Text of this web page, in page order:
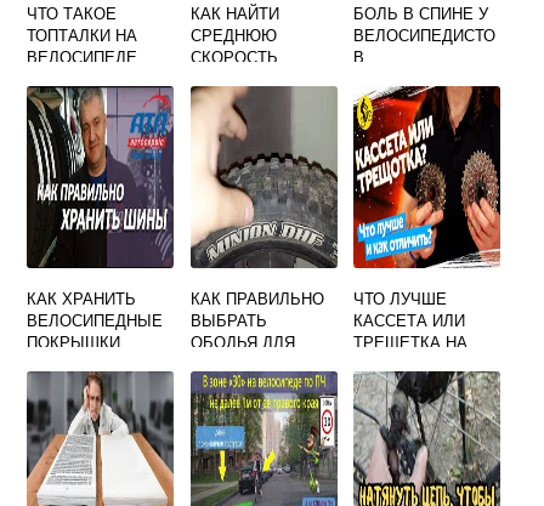
ЧТО ТАКОЕ
ТОПТАЛКИ НА
ВЕЛОСИПЕДЕ
КАК НАЙТИ
СРЕДНЮЮ
СКОРОСТЬ
БОЛЬ В СПИНЕ У
ВЕЛОСИПЕДИСТО
В
КАК ХРАНИТЬ
ВЕЛОСИПЕДНЫЕ
ПОКРЫШКИ
КАК ПРАВИЛЬНО
ВЫБРАТЬ
ОБОДЬЯ ДЛЯ
ЧТО ЛУЧШЕ
КАССЕТА ИЛИ
ТРЕЩЕТКА НА